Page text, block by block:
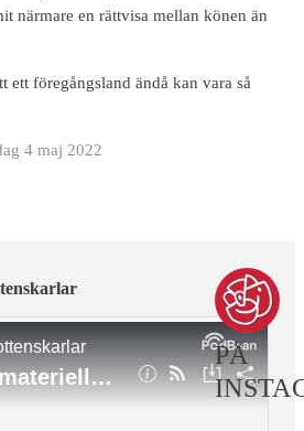
närmare en rättvisa mellan könen än
ett föregångsland ändå kan vara så
4 maj 2022
PÅ